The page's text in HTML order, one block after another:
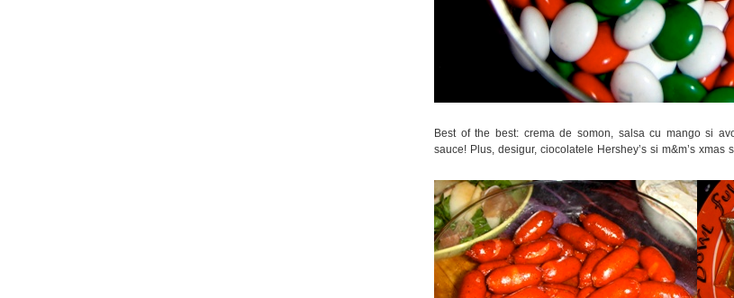
Best of the best: crema de somon, salsa cu mango si
sauce! Plus, desigur, ciocolatele Hershey’s si m&m’s